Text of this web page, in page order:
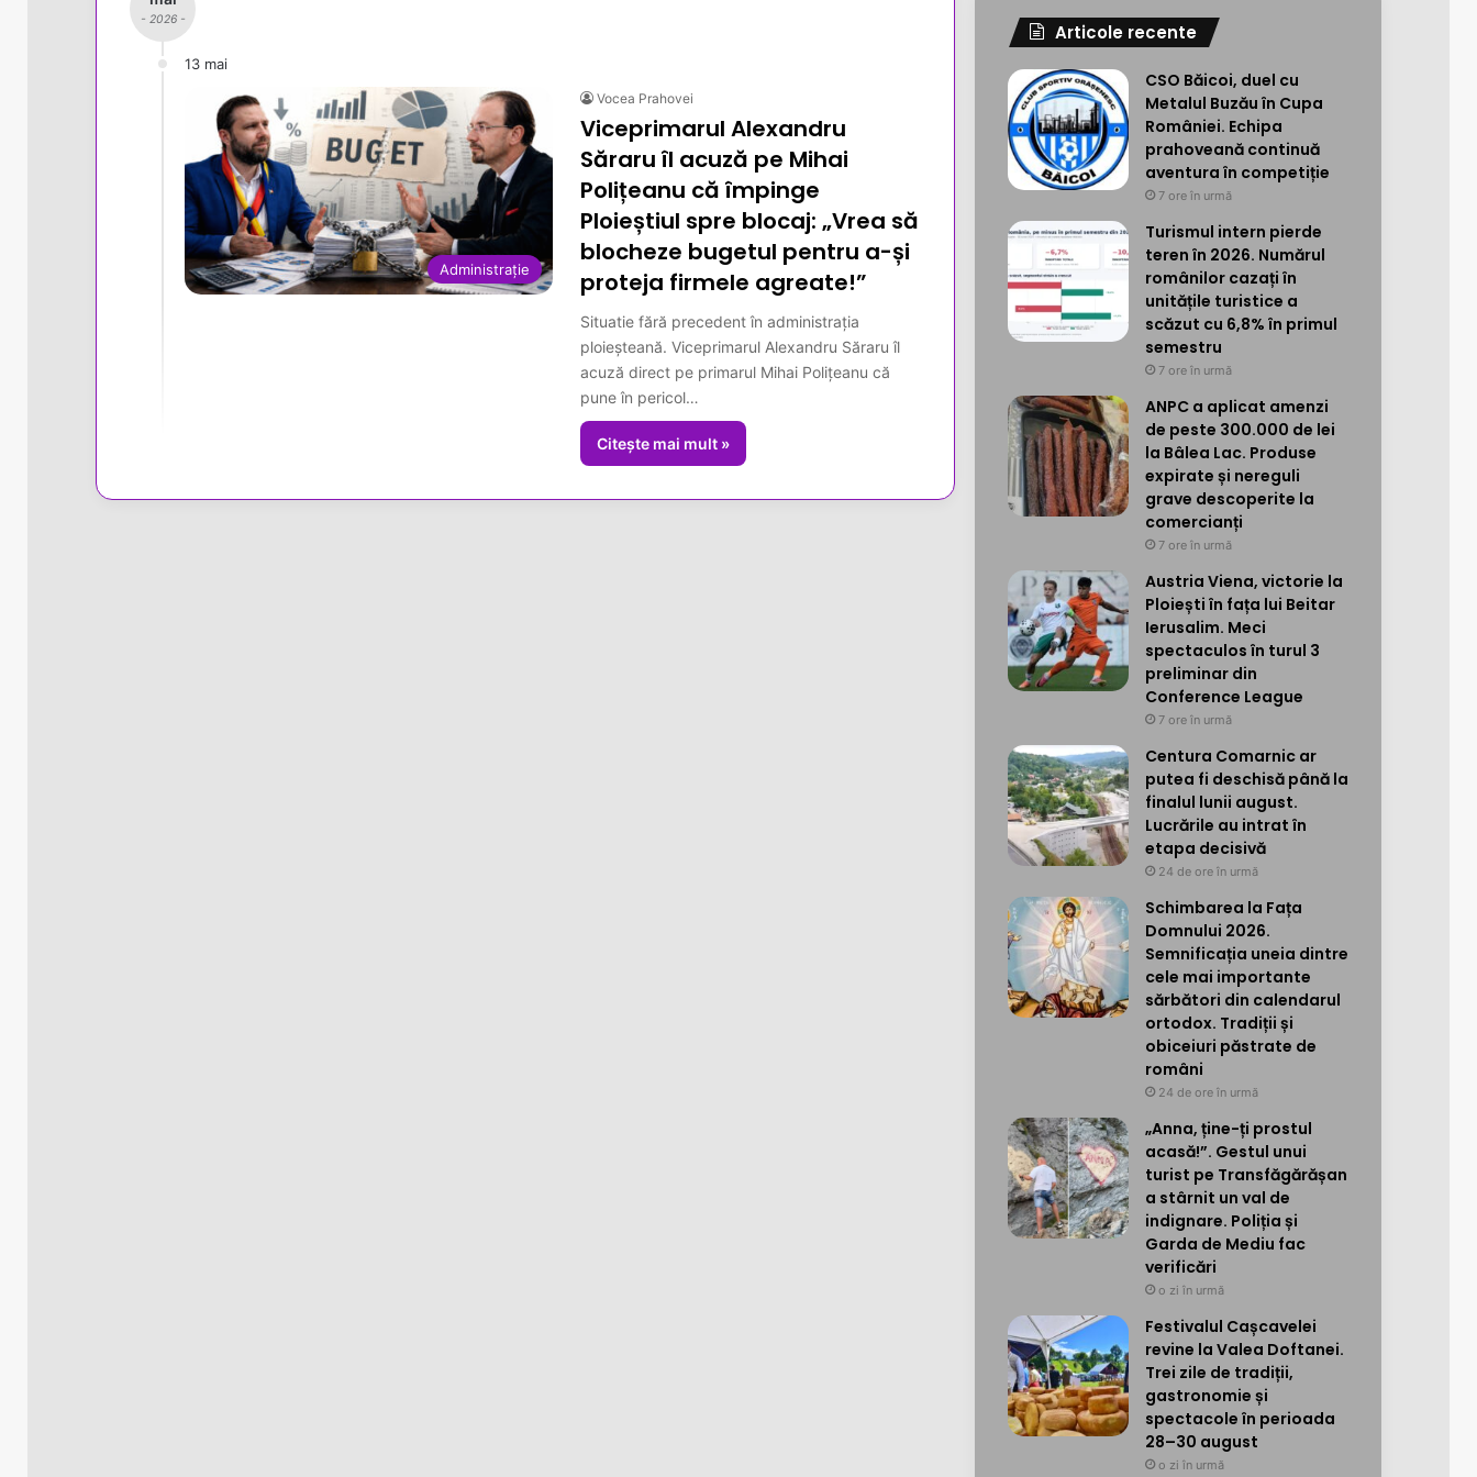
- 2026 -
13 mai
Administrație
Vocea Prahovei
Viceprimarul Alexandru
Săraru îl acuză pe Mihai
Polițeanu că împinge
Ploieștiul spre blocaj: „Vrea să
blocheze bugetul pentru a-și
proteja firmele agreate!”
Situatie fără precedent în administrația
ploieșteană. Viceprimarul Alexandru Săraru îl
acuză direct pe primarul Mihai Polițeanu că
pune în pericol…
Citește mai mult »
Articole recente
CSO Băicoi, duel cu
Metalul Buzău în Cupa
României. Echipa
prahoveană continuă
aventura în competiție
7 ore în urmă
Turismul intern pierde
teren în 2026. Numărul
românilor cazați în
unitățile turistice a
scăzut cu 6,8% în primul
semestru
7 ore în urmă
ANPC a aplicat amenzi
de peste 300.000 de lei
la Bâlea Lac. Produse
expirate și nereguli
grave descoperite la
comercianți
7 ore în urmă
Austria Viena, victorie la
Ploiești în fața lui Beitar
Ierusalim. Meci
spectaculos în turul 3
preliminar din
Conference League
7 ore în urmă
Centura Comarnic ar
putea fi deschisă până la
finalul lunii august.
Lucrările au intrat în
etapa decisivă
24 de ore în urmă
Schimbarea la Fața
Domnului 2026.
Semnificația uneia dintre
cele mai importante
sărbători din calendarul
ortodox. Tradiții și
obiceiuri păstrate de
români
24 de ore în urmă
„Anna, ține-ți prostul
acasă!”. Gestul unui
turist pe Transfăgărășan
a stârnit un val de
indignare. Poliția și
Garda de Mediu fac
verificări
o zi în urmă
Festivalul Cașcavelei
revine la Valea Doftanei.
Trei zile de tradiții,
gastronomie și
spectacole în perioada
28–30 august
o zi în urmă